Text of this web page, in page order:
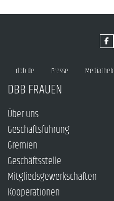
dbb.de Presse Mediathek
DBB FRAUEN
Über uns
Geschäftsführung
Gremien
Geschäftsstelle
Mitgliedsgewerkschaften
Kooperationen